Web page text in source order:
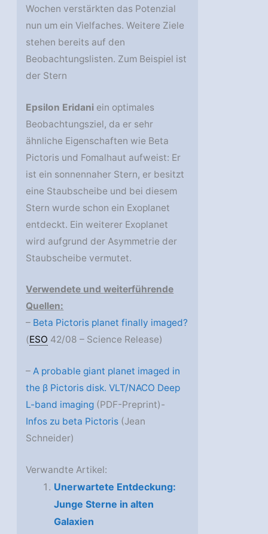
Wochen verstärkten das Potenzial
nun um ein Vielfaches. Weitere Ziele
stehen bereits auf den
Beobachtungslisten. Zum Beispiel ist
der Stern
Epsilon Eridani ein optimales
Beobachtungsziel, da er sehr
ähnliche Eigenschaften wie Beta
Pictoris und Fomalhaut aufweist: Er
ist ein sonnennaher Stern, er besitzt
eine Staubscheibe und bei diesem
Stern wurde schon ein Exoplanet
entdeckt. Ein weiterer Exoplanet
wird aufgrund der Asymmetrie der
Staubscheibe vermutet.
Verwendete und weiterführende
Quellen:
– Beta Pictoris planet finally imaged?
(ESO 42/08 – Science Release)
–A probable giant planet imaged in
the β Pictoris disk. VLT/NACO Deep
L-band imaging (PDF-Preprint)-
Infos zu beta Pictoris (Jean
Schneider)
Verwandte Artikel:
Unerwartete Entdeckung:
Junge Sterne in alten
Galaxien